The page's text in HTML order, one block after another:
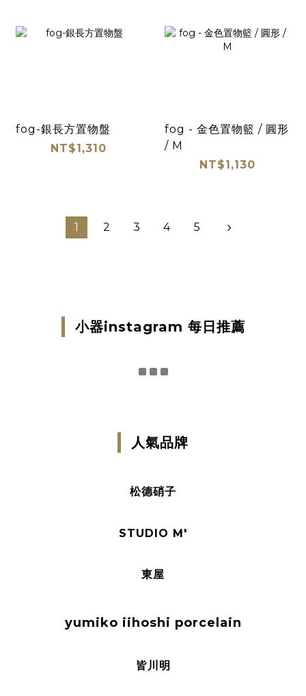
fog-銀長方置物盤
NT$1,310
fog - 金色置物籃 / 圓形
/ M
NT$1,130
1 2 3 4 5
小器instagram 每日推薦
人氣品牌
松德硝子
STUDIO M'
東屋
yumiko iihoshi porcelain
皆川明